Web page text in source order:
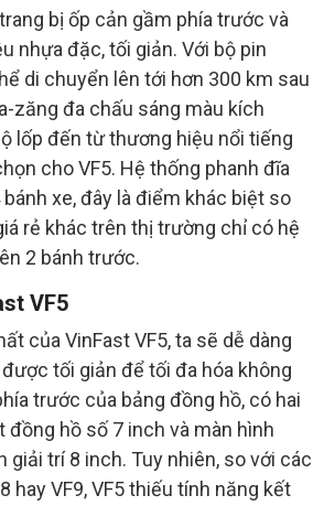
bị ốp cản gầm phía trước và
nhựa đặc, tối giản. Với bộ pin
di chuyển lên tới hơn 300 km sau
zăng đa chấu sáng màu kích
lốp đến từ thương hiệu nổi tiếng
cho VF5. Hệ thống phanh đĩa
xe, đây là điểm khác biệt so
rẻ khác trên thị trường chỉ có hệ
2 bánh trước.
VF5
của VinFast VF5, ta sẽ dễ dàng
tối giản để tối đa hóa không
trước của bảng đồng hồ, có hai
đồng hồ số 7 inch và màn hình
giải trí 8 inch. Tuy nhiên, so với các
hay VF9, VF5 thiếu tính năng kết